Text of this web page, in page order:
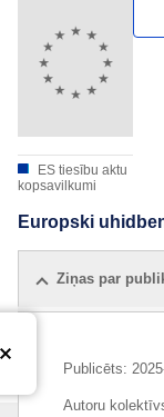
ES tiesību aktu
kopsavilkumi
Europski
Ziņas par
Publicēts:
Autoru